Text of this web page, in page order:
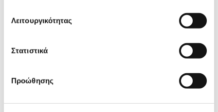
Λειτουργικότητας
Στατιστικά
Προώθησης
προϊόντος
Δες τι κλίκαραν όσοι είδαν το ίδιο